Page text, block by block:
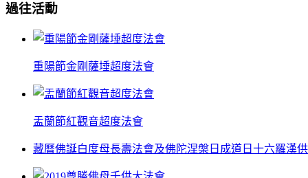
過往活動
重陽節金剛薩埵超度法會
盂蘭節紅觀音超度法會
藏曆佛誕白度母長壽法會及佛陀涅槃日成道日十六羅漢